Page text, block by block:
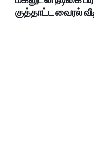
குத்தாட்ட வைரல்